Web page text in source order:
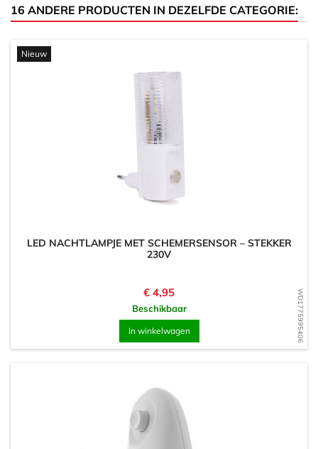
16 ANDERE PRODUCTEN IN DEZELFDE CATEGORIE:
WD1775995406
Nieuw
LED NACHTLAMPJE MET SCHEMERSENSOR – STEKKER
230V
Prijs
€ 4,95
Beschikbaar
In winkelwagen